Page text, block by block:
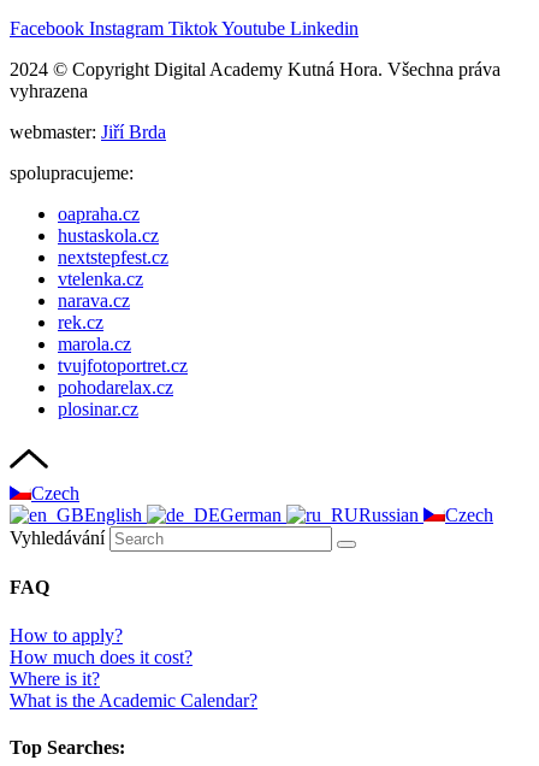
Facebook Instagram TiktokYoutube Linkedin
2024 © Copyright Digital Academy Kutná Hora. Všechna práva
vyhrazena
webmaster: Jiří Brda
spolupracujeme:
oapraha.cz
hustaskola.cz
nextstepfest.cz
vtelenka.cz
narava.cz
rek.cz
marola.cz
tvujfotoportret.cz
pohodarelax.cz
plosinar.cz
Czech
English
German Russian
Czech
Vyhledávání
FAQ
How to apply?
How much does it cost?
Where is it?
What is the Academic Calendar?
Top Searches: